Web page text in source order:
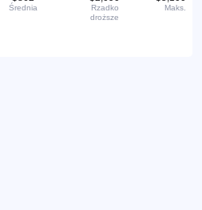
Średnia
Rzadko
droższe
Maks.